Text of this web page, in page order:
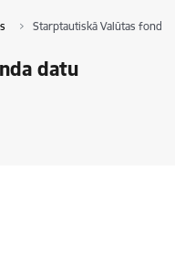
Starptautiskā Valūtas fonda
datu